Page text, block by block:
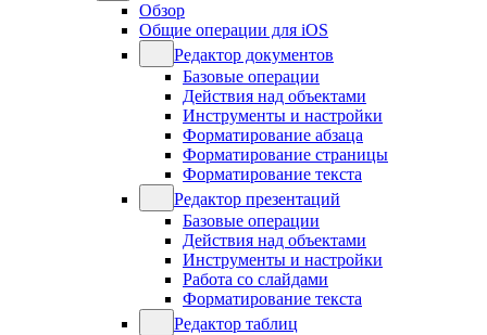
Обзор
Общие операции для iOS
Редактор документов
Базовые операции
Действия над объектами
Инструменты и настройки
Форматирование абзаца
Форматирование страницы
Форматирование текста
Редактор презентаций
Базовые операции
Действия над объектами
Инструменты и настройки
Работа со слайдами
Форматирование текста
Редактор таблиц